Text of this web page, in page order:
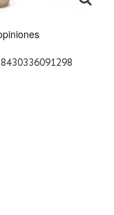
8430336091298